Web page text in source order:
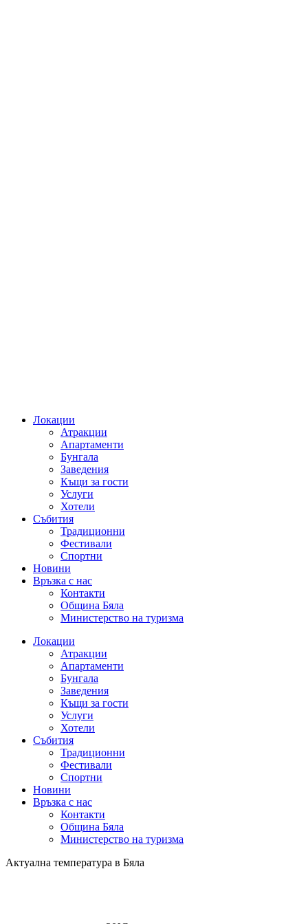
Локации
Атракции
Апартаменти
Бунгала
Заведения
Къщи за гости
Услуги
Хотели
Събития
Традиционни
Фестивали
Спортни
Новини
Връзка с нас
Контакти
Община Бяла
Министерство на туризма
Локации
Атракции
Апартаменти
Бунгала
Заведения
Къщи за гости
Услуги
Хотели
Събития
Традиционни
Фестивали
Спортни
Новини
Връзка с нас
Контакти
Община Бяла
Министерство на туризма
Актуална температура в Бяла